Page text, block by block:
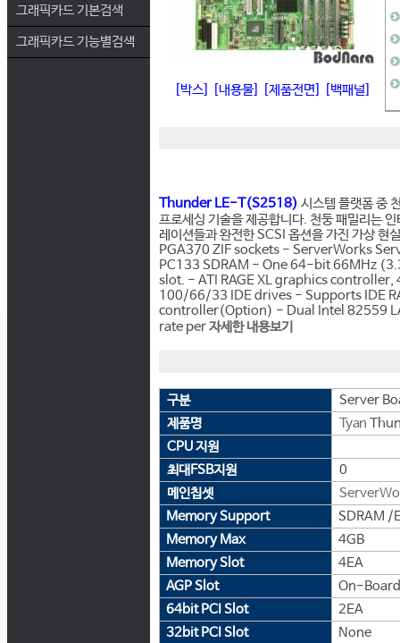
그래픽카드 기본검색
그래픽카드 기능별검색
[박스] [내용물] [제품전면] [백패널]
Thunder LE-T(S2518) 시스템 플랫폼 중
프로세싱 기술을 제공합니다. 천둥 패밀리는
레이션들과 완전한 SCSI 옵션을 가진 가상 현
PGA370 ZIF sockets - ServerWorks
PC133 SDRAM - One 64-bit 66MHz
slot. - ATI RAGE XL graphics
100/66/33 IDE drives - Supports IDE
controller(Option) - Dual Intel 82559
rate per자세한 내용보기
구분
Server
제품명
Tyan
CPU 지원
최대FSB지원
0
메인칩셋
Memory Support
SDRAM /
Memory Max
4GB
Memory Slot
4EA
AGP Slot
On-Board
64bit PCI Slot
2EA
32bit PCI Slot
None